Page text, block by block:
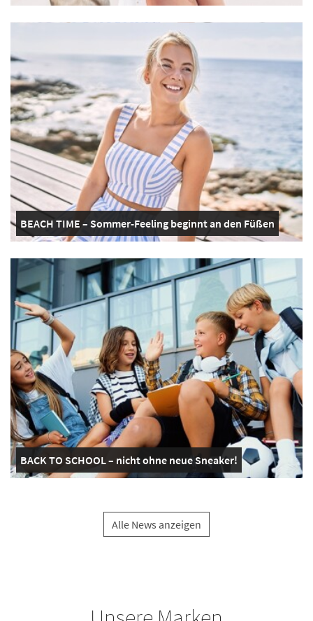
BEACH TIME – Sommer-Feeling beginnt an den Füßen
BACK TO SCHOOL – nicht ohne neue Sneaker!
Alle News anzeigen